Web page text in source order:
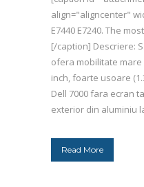
align="aligncenter"
E7440 E7240. The
[/caption] Descriere:
ofera mobilitate
inch, foarte usoare
Dell 7000 fara ecran
exterior din aluminiu
Read More